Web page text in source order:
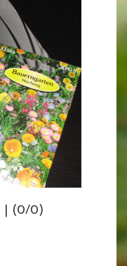
(0/0)